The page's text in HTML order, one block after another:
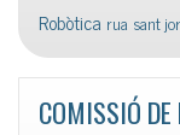
Robòtica rua sant
COMISSIÓ DE